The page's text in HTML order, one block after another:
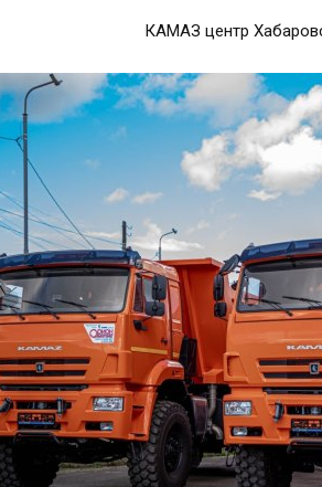
КАМАЗ центр